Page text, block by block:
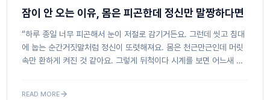
잠이 안 오는 이유, 몸은 피곤한데 정신만 말짱하다면
“하루 종일 너무 피곤해서 눈이 저절로 감기거든요. 그런데 씻고 침대
에 눕는 순간거짓말처럼 정신이 또렷해져요. 몸은 천근만근인데 머릿
속만 환하게 켜진 것 같아요. 그렇게 뒤척이다 시계를 보면 어느새 두
READ MORE